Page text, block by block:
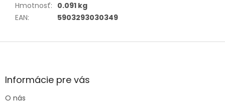
Hmotnosť: 0.091 kg
EAN: 5903293030349
Zápätie
Informácie pre vás
O nás